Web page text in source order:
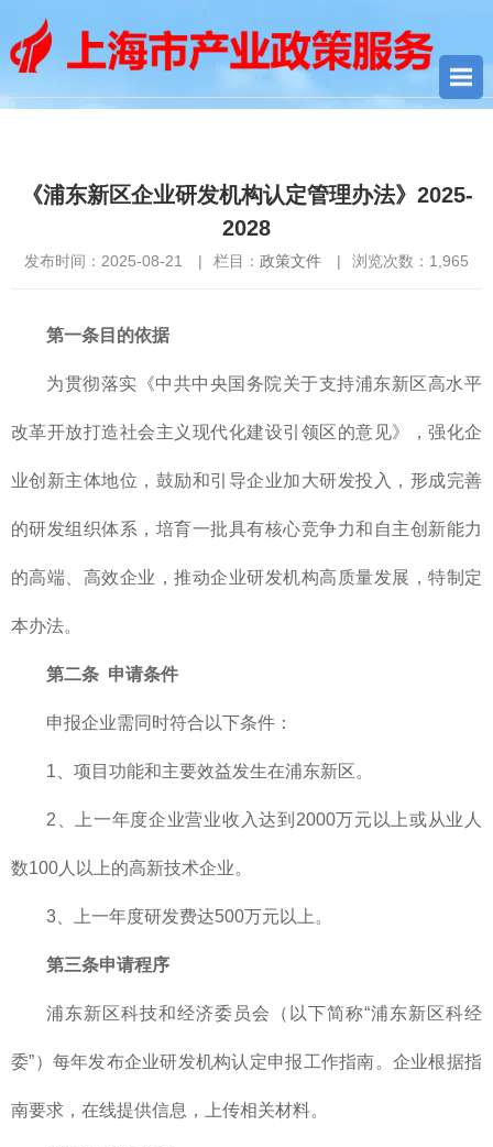
《浦东新区企业研发机构认定管理办法》2025-
2028
发布时间：2025-08-21 | 栏目： 政策文件 | 浏览次数： 1,965
第一条目的依据
为贯彻落实《中共中央国务院关于支持浦东新区高水平
改革开放打造社会主义现代化建设引领区的意见》，强化企
业创新主体地位，鼓励和引导企业加大研发投入，形成完善
的研发组织体系，培育一批具有核心竞争力和自主创新能力
的高端、高效企业，推动企业研发机构高质量发展，特制定
本办法。
第二条 申请条件
申报企业需同时符合以下条件：
1、项目功能和主要效益发生在浦东新区。
2、上一年度企业营业收入达到2000万元以上或从业人
数100人以上的高新技术企业。
3、上一年度研发费达500万元以上。
第三条申请程序
浦东新区科技和经济委员会（以下简称“浦东新区科经
委”）每年发布企业研发机构认定申报工作指南。企业根据指
南要求，在线提供信息，上传相关材料。